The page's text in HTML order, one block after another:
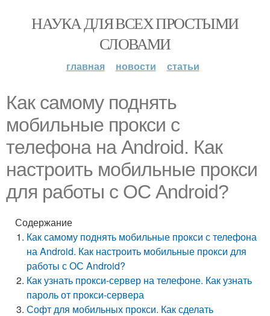
НАУКА ДЛЯ ВСЕХ ПРОСТЫМИ
СЛОВАМИ
главная новости статьи
Как самому поднять
мобильные прокси с
телефона на Android. Как
настроить мобильные прокси
для работы с ОС Android?
Содержание
Как самому поднять мобильные прокси с телефона
на Android. Как настроить мобильные прокси для
работы с ОС Android?
Как узнать прокси-сервер на телефоне. Как узнать
пароль от прокси-сервера
Софт для мобильных прокси. Как сделать